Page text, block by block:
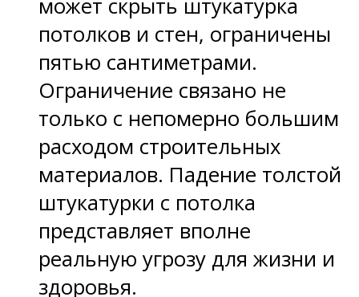
может скрыть штукатурка
потолков и стен, ограничены
пятью сантиметрами.
Ограничение связано не
только с непомерно большим
расходом строительных
материалов. Падение толстой
штукатурки с потолка
представляет вполне
реальную угрозу для жизни и
здоровья.